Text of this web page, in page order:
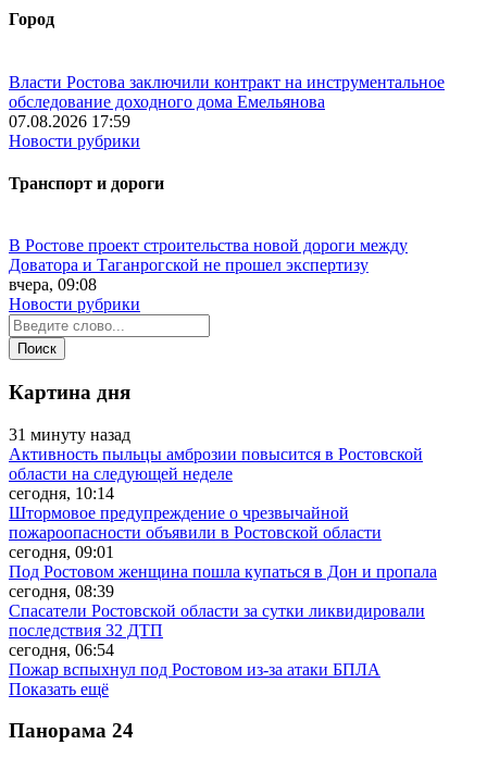
Город
Власти Ростова заключили контракт на инструментальное
обследование доходного дома Емельянова
07.08.2026 17:59
Новости рубрики
Транспорт и дороги
В Ростове проект строительства новой дороги между
Доватора и Таганрогской не прошел экспертизу
вчера, 09:08
Новости рубрики
Картина дня
31 минуту назад
Активность пыльцы амброзии повысится в Ростовской
области на следующей неделе
сегодня, 10:14
Штормовое предупреждение о чрезвычайной
пожароопасности объявили в Ростовской области
сегодня, 09:01
Под Ростовом женщина пошла купаться в Дон и пропала
сегодня, 08:39
Спасатели Ростовской области за сутки ликвидировали
последствия 32 ДТП
сегодня, 06:54
Пожар вспыхнул под Ростовом из-за атаки БПЛА
Показать ещё
Панорама 24